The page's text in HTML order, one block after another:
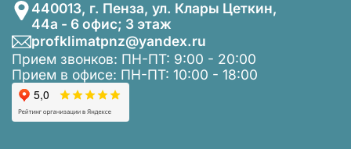
440013, г. Пенза, ул. Клары Цеткин,
44а - 6 офис; 3 этаж
profklimatpnz@yandex.ru
Прием звонков: ПН-ПТ: 9:00 - 20:00
Прием в офисе: ПН-ПТ: 10:00 - 18:00